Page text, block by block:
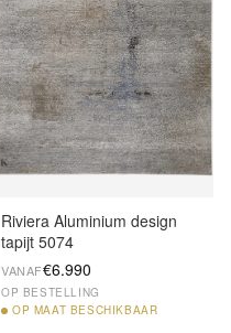
Riviera Aluminium design
tapijt 5074
VANAF€6.990
OP BESTELLING
OP MAAT BESCHIKBAAR